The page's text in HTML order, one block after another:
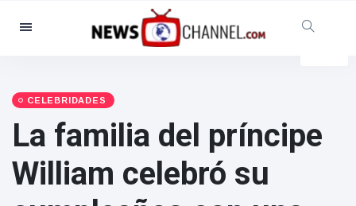
Categorías
Social y Diversión
Cine y TV
(81)
Celebridades
(13938)
CELEBRIDADES
La familia del príncipe
William celebró su